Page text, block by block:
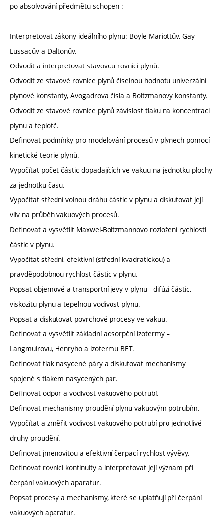
po absolvování předmětu schopen :
Interpretovat zákony ideálního plynu: Boyle Mariottův, Gay
Lussacův a Daltonův.
Odvodit a interpretovat stavovou rovnici plynů.
Odvodit ze stavové rovnice plynů číselnou hodnotu univerzální
plynové konstanty, Avogadrova čísla a Boltzmanovy konstanty.
Odvodit ze stavové rovnice plynů závislost tlaku na koncentraci
plynu a teplotě.
Definovat podmínky pro modelování procesů v plynech pomocí
kinetické teorie plynů.
Vypočítat počet částic dopadajících ve vakuu na jednotku plochy
za jednotku času.
Vypočítat střední volnou dráhu částic v plynu a diskutovat její
vliv na průběh vakuových procesů.
Definovat a vysvětlit Maxwel-Boltzmannovo rozložení rychlosti
částic v plynu.
Vypočítat střední, efektivní (střední kvadratickou) a
pravděpodobnou rychlost částic v plynu.
Popsat objemové a transportní jevy v plynu - difúzi částic,
viskozitu plynu a tepelnou vodivost plynu.
Popsat a diskutovat povrchové procesy ve vakuu.
Definovat a vysvětlit základní adsorpční izotermy –
Langmuirovu, Henryho a izotermu BET.
Definovat tlak nasycené páry a diskutovat mechanismy
spojené s tlakem nasycených par.
Definovat odpor a vodivost vakuového potrubí.
Definovat mechanismy proudění plynu vakuovým potrubím.
Vypočítat a změřit vodivost vakuového potrubí pro jednotlivé
druhy proudění.
Definovat jmenovitou a efektivní čerpací rychlost vývěvy.
Definovat rovnici kontinuity a interpretovat její význam při
čerpání vakuových aparatur.
Popsat procesy a mechanismy, které se uplatňují při čerpání
vakuových aparatur.